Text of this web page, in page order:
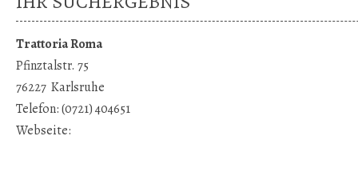
Trattoria Roma
Pfinztalstr. 75
76227 Karlsruhe
Telefon:(0721) 404651
Webseite: